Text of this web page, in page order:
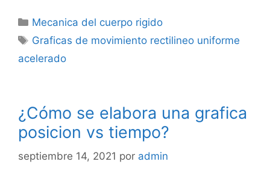
Categorías
Mecanica del cuerpo rigido
Etiquetas
Graficas de movimiento rectilineo uniforme
acelerado
¿Cómo se elabora una grafica
posicion vs tiempo?
septiembre 14, 2021 por admin